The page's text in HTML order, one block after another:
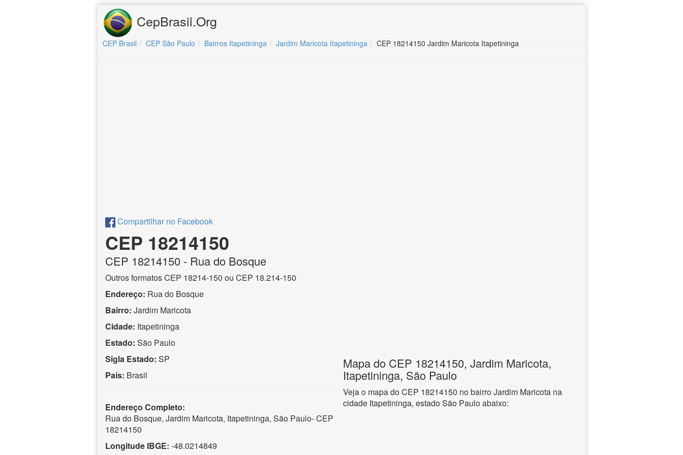
CepBrasil.Org
CEP Brasil CEP São Paulo Bairros Itapetininga Jardim Maricota Itapetininga CEP 18214150 Jardim Maricota Itapetininga
Compartilhar no Facebook
CEP 18214150
CEP 18214150 - Rua do Bosque
Outros formatos CEP 18214-150 ou CEP 18.214-150
Endereço: Rua do Bosque
Bairro: Jardim Maricota
Cidade: Itapetininga
Estado: São Paulo
Sigla Estado: SP
País: Brasil
Endereço Completo:
Rua do Bosque, Jardim Maricota, Itapetininga, São Paulo- CEP
18214150
Longitude IBGE: -48.0214849
Mapa do CEP 18214150, Jardim Maricota,
Itapetininga, São Paulo
Veja o mapa do CEP 18214150 no bairro Jardim Maricota na
cidade Itapetininga, estado São Paulo abaixo: